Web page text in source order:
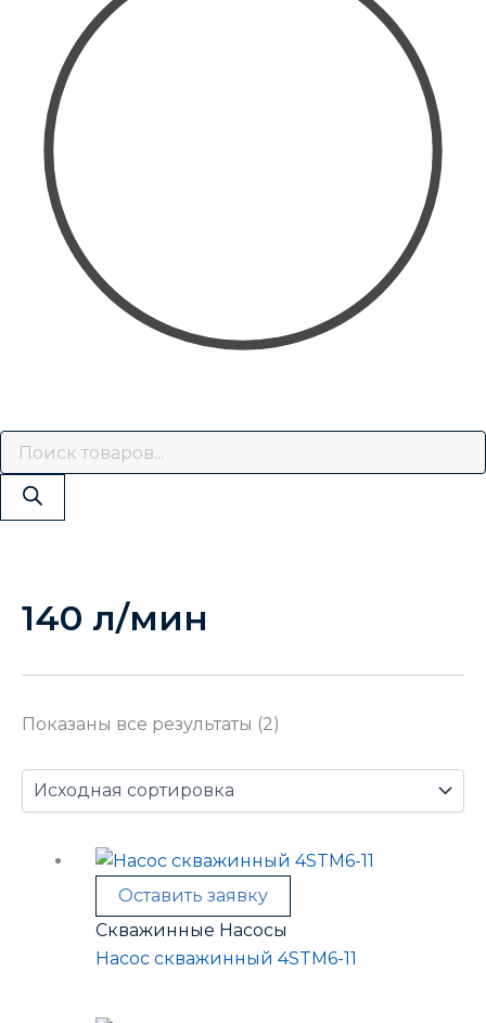
140 л/мин
Показаны все результаты (2)
Оставить заявку
Скважинные Насосы
Насос скважинный 4STM6-11